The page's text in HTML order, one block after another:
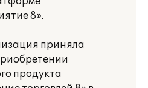
8».
приняла
продукта